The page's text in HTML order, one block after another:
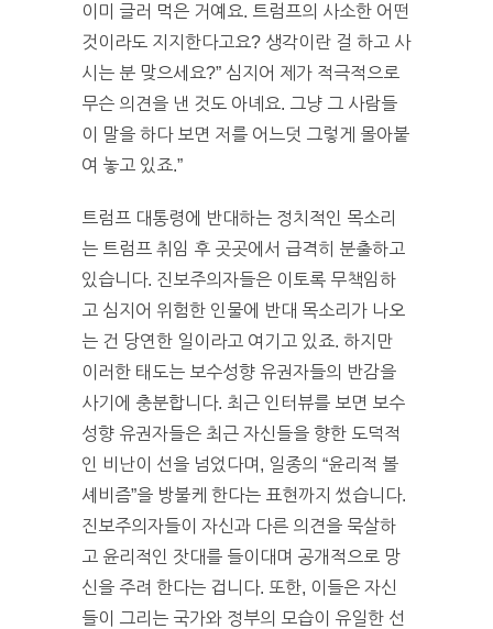
이미 글러 먹은 거예요. 트럼프의 사소한 어떤
것이라도 지지한다고요? 생각이란 걸 하고 사
시는 분 맞으세요?” 심지어 제가 적극적으로
무슨 의견을 낸 것도 아녜요. 그냥 그 사람들
이 말을 하다 보면 저를 어느덧 그렇게 몰아붙
여 놓고 있죠.”
트럼프 대통령에 반대하는 정치적인 목소리
는 트럼프 취임 후 곳곳에서 급격히 분출하고
있습니다. 진보주의자들은 이토록 무책임하
고 심지어 위험한 인물에 반대 목소리가 나오
는 건 당연한 일이라고 여기고 있죠. 하지만
이러한 태도는 보수성향 유권자들의 반감을
사기에 충분합니다. 최근 인터뷰를 보면 보수
성향 유권자들은 최근 자신들을 향한 도덕적
인 비난이 선을 넘었다며, 일종의 “윤리적 볼
셰비즘”을 방불케 한다는 표현까지 썼습니다.
진보주의자들이 자신과 다른 의견을 묵살하
고 윤리적인 잣대를 들이대며 공개적으로 망
신을 주려 한다는 겁니다. 또한, 이들은 자신
들이 그리는 국가와 정부의 모습이 유일한 선